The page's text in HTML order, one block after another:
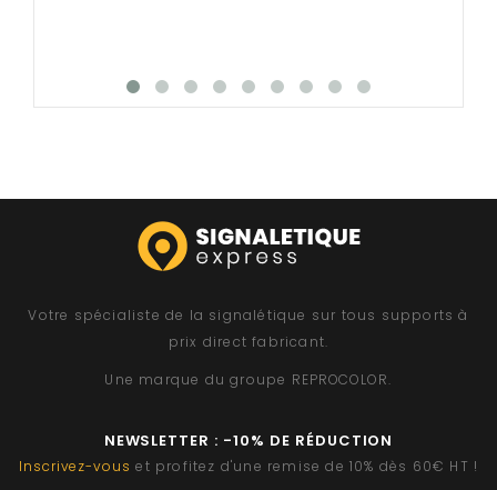
Votre spécialiste de la signalétique sur tous supports à
prix direct fabricant.
Une marque du groupe REPROCOLOR.
NEWSLETTER : -10% DE RÉDUCTION
Inscrivez-vous et profitez d'une remise de 10% dès 60€ HT !